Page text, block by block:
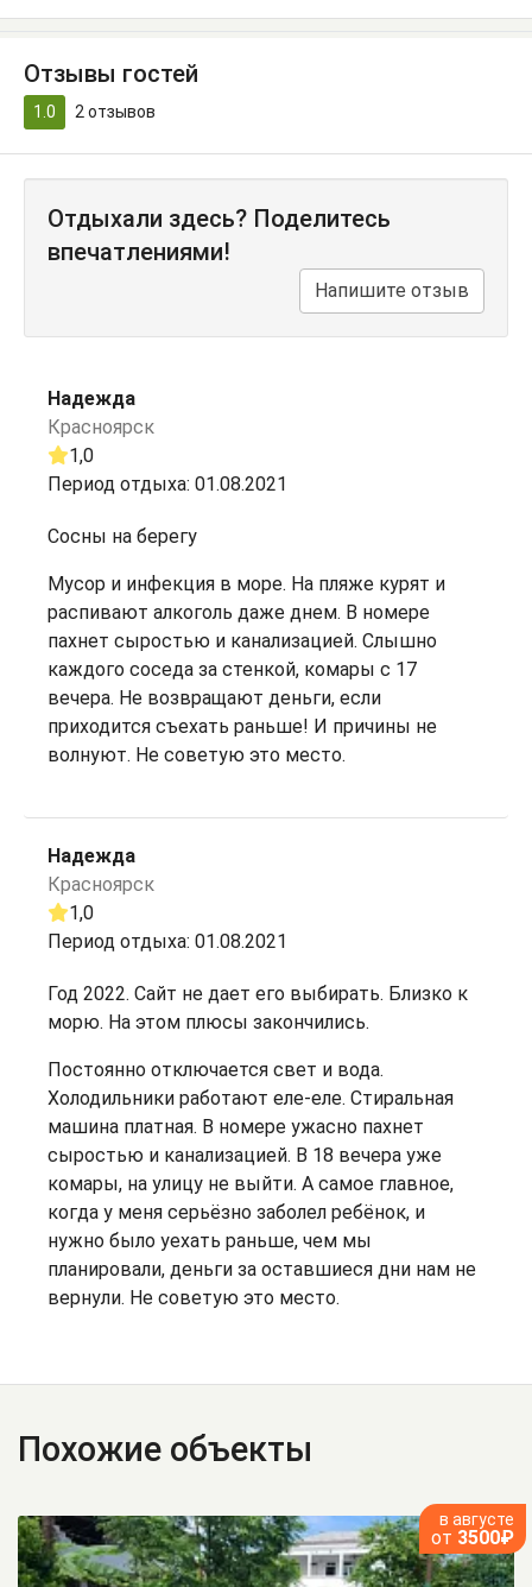
Отзывы гостей
1.0 2 отзывов
Отдыхали здесь? Поделитесь
впечатлениями!
Напишите отзыв
Надежда
Красноярск
1,0
Период отдыха: 01.08.2021
Сосны на берегу
Мусор и инфекция в море. На пляже курят и
распивают алкоголь даже днем. В номере
пахнет сыростью и канализацией. Слышно
каждого соседа за стенкой, комары с 17
вечера. Не возвращают деньги, если
приходится съехать раньше! И причины не
волнуют. Не советую это место.
Надежда
Красноярск
1,0
Период отдыха: 01.08.2021
Год 2022. Сайт не дает его выбирать. Близко к
морю. На этом плюсы закончились.
Постоянно отключается свет и вода.
Холодильники работают еле-еле. Стиральная
машина платная. В номере ужасно пахнет
сыростью и канализацией. В 18 вечера уже
комары, на улицу не выйти. А самое главное,
когда у меня серьёзно заболел ребёнок, и
нужно было уехать раньше, чем мы
планировали, деньги за оставшиеся дни нам не
вернули. Не советую это место.
Похожие объекты
в августе
от 3500₽